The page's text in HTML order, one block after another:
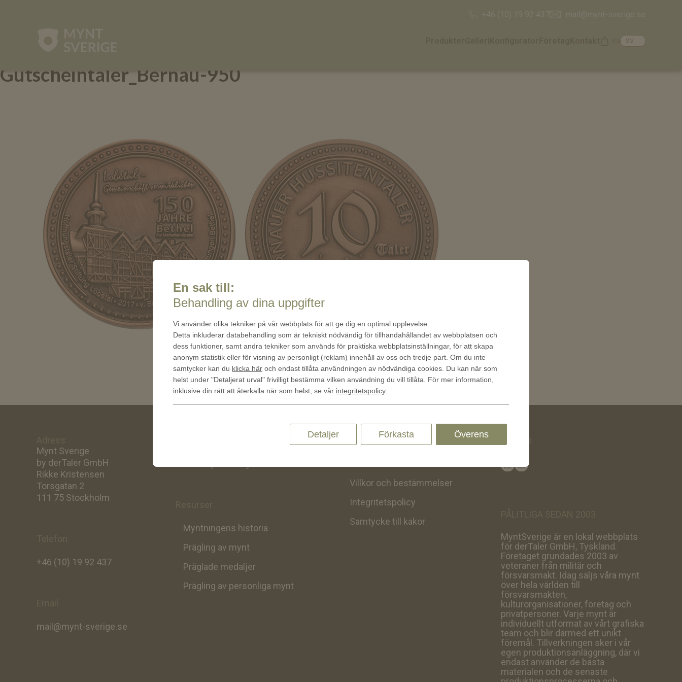
Gutscheintaler_Bernau-950
Mynt Sverige
by derTaler GmbH
Rikke Kristensen
Torsgatan 2
111 75 Stockholm
+46 (10) 19 92 437
mail@mynt-sverige.se
Myntningens historia
Prägling av mynt
Präglade medaljer
Prägling av personliga mynt
Quick Links
Villkor och bestämmelser
Integritetspolicy
Samtycke till kakor
MyntSverige är en lokal webbplats
för derTaler GmbH, Tyskland.
Företaget grundades 2003 av
veteraner från militär och
försvarsmakt. Idag säljs våra mynt
över hela världen till
försvarsmakten,
kulturorganisationer, företag och
privatpersoner. Varje mynt är
individuellt utformat av vårt grafiska
team och blir därmed ett unikt
föremål. Tillverkningen sker i vår
egen produktionsanläggning, där vi
endast använder de bästa
materialen och de senaste
En sak till:
Behandling av dina uppgifter
Vi använder olika tekniker på vår webbplats för att ge dig en optimal upplevelse.
Detta inkluderar databehandling som är tekniskt nödvändig för tillhandahållandet av webbplatsen och
dess funktioner, samt andra tekniker som används för praktiska webbplatsinställningar, för att skapa
anonym statistik eller för visning av personligt (reklam) innehåll av oss och tredje part. Om du inte
samtycker kan du klicka här och endast tillåta användningen av nödvändiga cookies. Du kan när som
helst under "Detaljerat urval" frivilligt bestämma vilken användning du vill tillåta. För mer information,
inklusive din rätt att återkalla när som helst, se vår integritetspolicy.
Överens
Förkasta
Detaljer